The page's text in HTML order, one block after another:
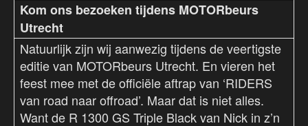
Kom ons bezoeken tijdens MOTORbeurs
Utrecht
Natuurlijk zijn wij aanwezig tijdens de veertigste
editie van MOTORbeurs Utrecht. En vieren het
feest mee met de officiële aftrap van ‘RIDERS
van road naar offroad’. Maar dat is niet alles.
Want de R 1300 GS Triple Black van Nick in z’n